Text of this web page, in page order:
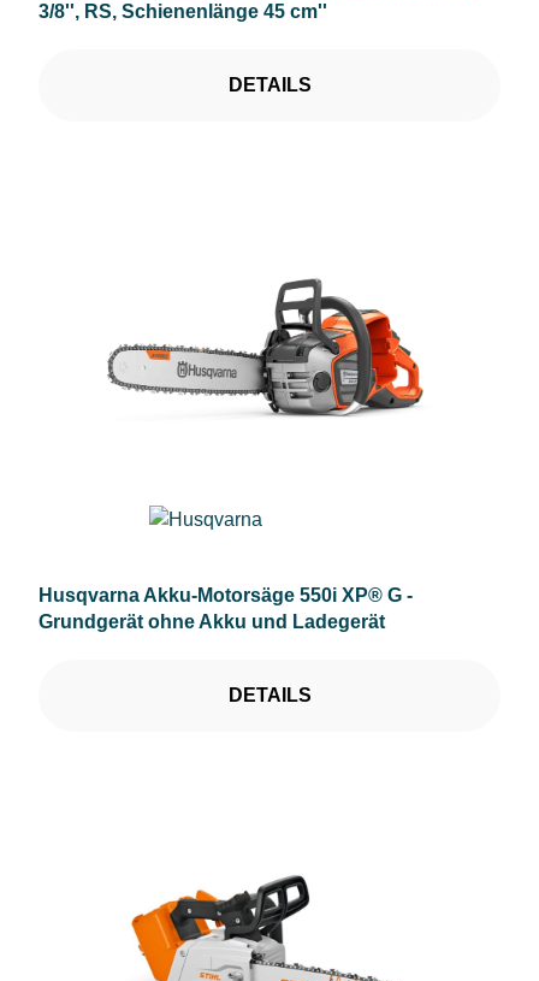
3/8'', RS, Schienenlänge 45 cm''
DETAILS
Husqvarna Akku-Motorsäge 550i XP® G -
Grundgerät ohne Akku und Ladegerät
DETAILS